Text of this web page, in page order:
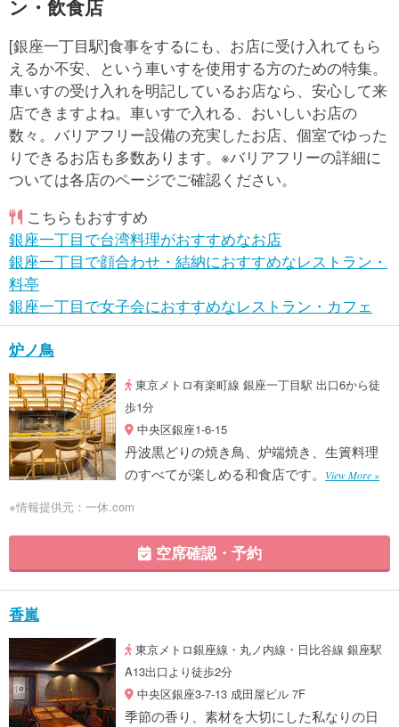
ン・飲食店
[銀座一丁目駅]食事をするにも、お店に受け入れてもら
えるか不安、という車いすを使用する方のための特集。
車いすの受け入れを明記しているお店なら、安心して来
店できますよね。車いすで入れる、おいしいお店の
数々。バリアフリー設備の充実したお店、個室でゆった
りできるお店も多数あります。※バリアフリーの詳細に
ついては各店のページでご確認ください。
こちらもおすすめ
銀座一丁目で台湾料理がおすすめなお店
銀座一丁目で顔合わせ・結納におすすめなレストラン・
料亭
銀座一丁目で女子会におすすめなレストラン・カフェ
炉ノ鳥
東京メトロ有楽町線 銀座一丁目駅 出口6から徒
歩1分
中央区銀座1-6-15
丹波黒どりの焼き鳥、炉端焼き、生簀料理
のすべてが楽しめる和食店です。
View More »
※情報提供元：一休.com
空席確認・予約
香嵐
東京メトロ銀座線・丸ノ内線・日比谷線 銀座駅
A13出口より徒歩2分
中央区銀座3-7-13 成田屋ビル 7F
季節の香り、素材を大切にした私なりの日